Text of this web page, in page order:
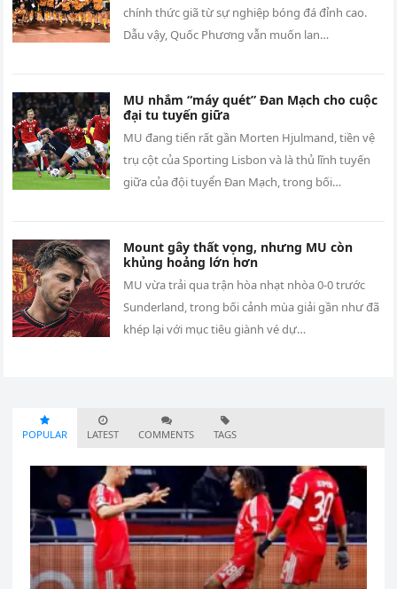
chính thức giã từ sự nghiệp bóng đá đỉnh cao.
Dẫu vậy, Quốc Phương vẫn muốn lan…
MU nhắm “máy quét” Đan Mạch cho cuộc
đại tu tuyến giữa
MU đang tiến rất gần Morten Hjulmand, tiền vệ
trụ cột của Sporting Lisbon và là thủ lĩnh tuyến
giữa của đội tuyển Đan Mạch, trong bối…
Mount gây thất vọng, nhưng MU còn
khủng hoảng lớn hơn
MU vừa trải qua trận hòa nhạt nhòa 0-0 trước
Sunderland, trong bối cảnh mùa giải gần như đã
khép lại với mục tiêu giành vé dự…
POPULAR LATEST COMMENTS TAGS